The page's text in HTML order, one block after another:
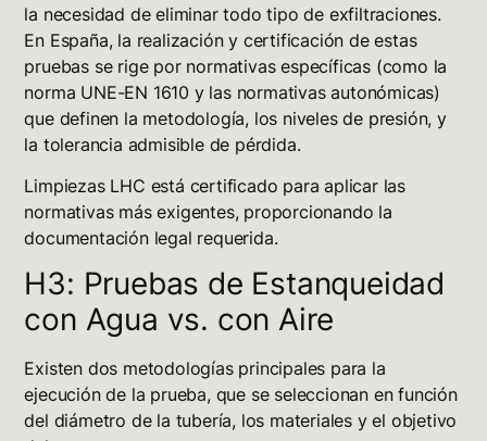
la necesidad de eliminar todo tipo de exfiltraciones.
En España, la realización y certificación de estas
pruebas se rige por normativas específicas (como la
norma UNE-EN 1610 y las normativas autonómicas)
que definen la metodología, los niveles de presión, y
la tolerancia admisible de pérdida.
Limpiezas LHC está certificado para aplicar las
normativas más exigentes, proporcionando la
documentación legal requerida.
H3: Pruebas de Estanqueidad
con Agua vs. con Aire
Existen dos metodologías principales para la
ejecución de la prueba, que se seleccionan en función
del diámetro de la tubería, los materiales y el objetivo